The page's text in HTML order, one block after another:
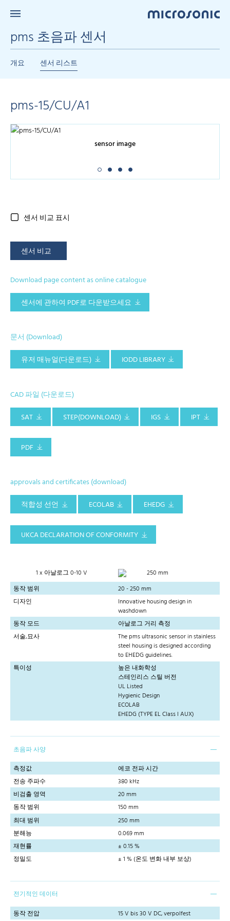
pms 초음파 센서
개요 센서 리스트
pms-15/CU/A1
sensor image
센서 비교 표시
센서 비교
Download page content as online catalogue
센서에 관하여 PDF로 다운받으세요
문서 (Download)
유저 매뉴얼(다운로드)
IODD LIBRARY
CAD 파일 (다운로드)
SAT
STEP(DOWNLOAD) IGS IPT
PDF
approvals and certificates (download)
적합성 선언
ECOLAB EHEDG
UKCA DECLARATION OF CONFORMITY
1 x 아날로그 0-10 V
250 mm
동작 범위
20 - 250 mm
디자인
Innovative housing design in
washdown
동작 모드
아날로그 거리 측정
서술,묘사
The pms ultrasonic sensor in stainless
steel housing is designed according
to EHEDG guidelines.
특이성
높은 내화학성
스테인리스 스틸 버전
UL Listed
Hygienic Design
ECOLAB
EHEDG (TYPE EL Class I AUX)
초음파 사양
측정값
에코 전파 시간
전송 주파수
380 kHz
비검출 영역
20 mm
동작 범위
150 mm
최대 범위
250 mm
분해능
0.069 mm
재현률
± 0.15 %
정밀도
± 1 % (온도 변화 내부 보상)
전기적인 데이터
동작 전압
15 V bis 30 V DC, verpolfest